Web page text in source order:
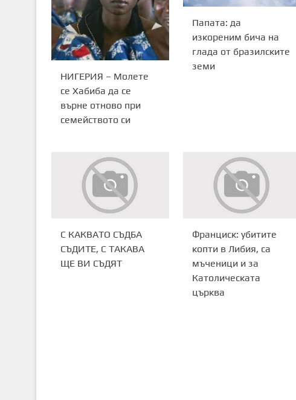
НИГЕРИЯ – Молете
се Хабиба да се
върне отново при
семейството си
Папата: да
изкореним бича на
глада от бразилските
земи
С КАКВАТО СЪДБА
СЪДИТЕ, С ТАКАВА
ЩЕ ВИ СЪДЯТ
Франциск: убитите
копти в Либия, са
мъченици и за
Католическата
църква